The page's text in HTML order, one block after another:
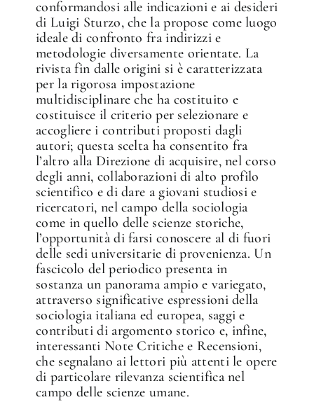
conformandosi alle indicazioni e ai desideri
di Luigi Sturzo, che la propose come luogo
ideale di confronto fra indirizzi e
metodologie diversamente orientate. La
rivista fin dalle origini si è caratterizzata
per la rigorosa impostazione
multidisciplinare che ha costituito e
costituisce il criterio per selezionare e
accogliere i contributi proposti dagli
autori; questa scelta ha consentito fra
l’altro alla Direzione di acquisire, nel corso
degli anni, collaborazioni di alto profilo
scientifico e di dare a giovani studiosi e
ricercatori, nel campo della sociologia
come in quello delle scienze storiche,
l’opportunità di farsi conoscere al di fuori
delle sedi universitarie di provenienza. Un
fascicolo del periodico presenta in
sostanza un panorama ampio e variegato,
attraverso significative espressioni della
sociologia italiana ed europea, saggi e
contributi di argomento storico e, infine,
interessanti Note Critiche e Recensioni,
che segnalano ai lettori più attenti le opere
di particolare rilevanza scientifica nel
campo delle scienze umane.